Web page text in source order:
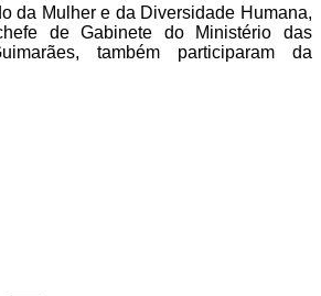
da Mulher e da Diversidade Humana,
de Gabinete do Ministério das
também participaram da